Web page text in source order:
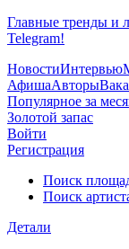
Главные тренды и
Telegram!
НовостиИнтервью
АфишаАвторы
Популярное за
Золотой запас
Войти
Регистрация
Поиск
Поиск
Детали